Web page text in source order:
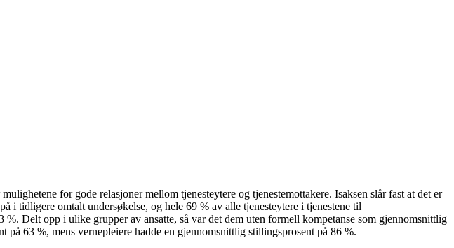
for gode relasjoner mellom tjenesteytere og tjenestemottakere. Isaksen slår fast at det er
tidligere omtalt undersøkelse, og hele 69 % av alle tjenesteytere i tjenestene til
Delt opp i ulike grupper av ansatte, så var det dem uten formell kompetanse som gjennomsnittlig
63 %, mens vernepleiere hadde en gjennomsnittlig stillingsprosent på 86 %.